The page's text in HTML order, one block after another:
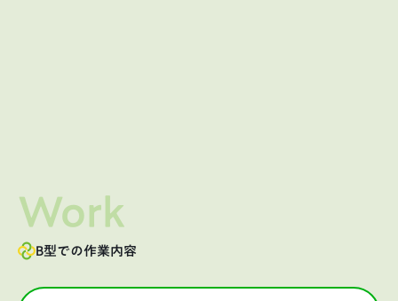
Work
B型での作業内容